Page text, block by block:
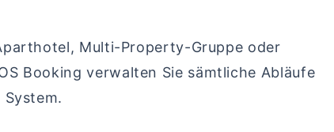
Multi-Property-Gruppe oder
Booking verwalten Sie sämtliche Abläufe